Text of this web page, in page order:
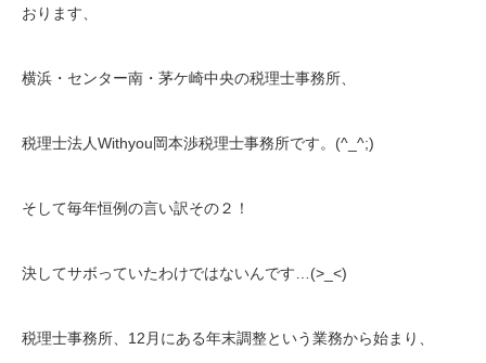
おります、
横浜・センター南・茅ケ崎中央の税理士事務所、
税理士法人Withyou岡本渉税理士事務所です。(^_^;)
そして毎年恒例の言い訳その２！
決してサボっていたわけではないんです…(>_<)
税理士事務所、12月にある年末調整という業務から始まり、